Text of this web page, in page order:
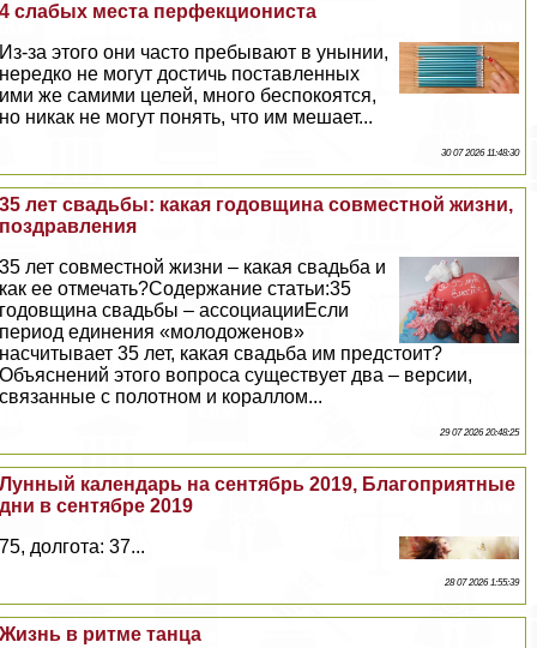
4 слабых места перфекциониста
Из-за этого они часто пребывают в унынии,
нередко не могут достичь поставленных
ими же самими целей, много беспокоятся,
но никак не могут понять, что им мешает...
30 07 2026 11:48:30
35 лет свадьбы: какая годовщина совместной жизни,
поздравления
35 лет совместной жизни – какая свадьба и
как ее отмечать?Содержание статьи:35
годовщина свадьбы – ассоциацииЕсли
период единения «молодоженов»
насчитывает 35 лет, какая свадьба им предстоит?
Объяснений этого вопроса существует два – версии,
связанные с полотном и кораллом...
29 07 2026 20:48:25
Лунный календарь на сентябрь 2019, Благоприятные
дни в сентябре 2019
75, долгота: 37...
28 07 2026 1:55:39
Жизнь в ритме танца